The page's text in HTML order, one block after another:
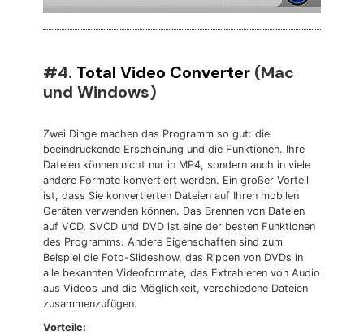
#4. Total Video Converter (Mac
und Windows)
Zwei Dinge machen das Programm so gut: die
beeindruckende Erscheinung und die Funktionen. Ihre
Dateien können nicht nur in MP4, sondern auch in viele
andere Formate konvertiert werden. Ein großer Vorteil
ist, dass Sie konvertierten Dateien auf Ihren mobilen
Geräten verwenden können. Das Brennen von Dateien
auf VCD, SVCD und DVD ist eine der besten Funktionen
des Programms. Andere Eigenschaften sind zum
Beispiel die Foto-Slideshow, das Rippen von DVDs in
alle bekannten Videoformate, das Extrahieren von Audio
aus Videos und die Möglichkeit, verschiedene Dateien
zusammenzufügen.
Vorteile: